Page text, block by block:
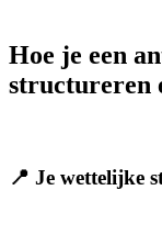
Hoe je een
structureren
📍 Je wettelijke